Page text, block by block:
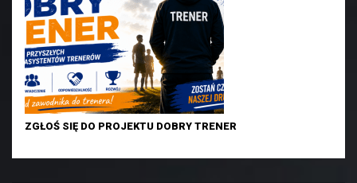
ZGŁOŚ SIĘ DO PROJEKTU DOBRY TRENER